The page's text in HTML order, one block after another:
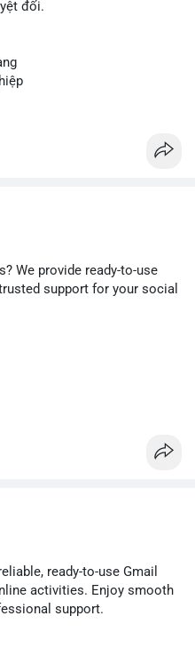
đối.
hàng:
We provide ready-to-use
support for your social
ready-to-use Gmail
activities. Enjoy smooth
support.